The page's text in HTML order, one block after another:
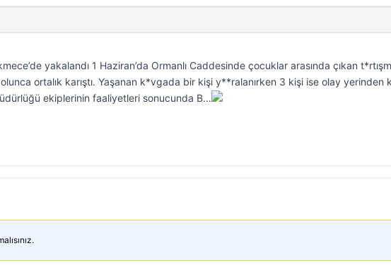
yakalandı 1 Haziran’da Ormanlı Caddesinde çocuklar arasında çıkan
ortalık karıştı. Yaşanan k*vgada bir kişi y**ralanırken 3 kişi ise olay yerinden
ekiplerinin faaliyetleri sonucunda B…